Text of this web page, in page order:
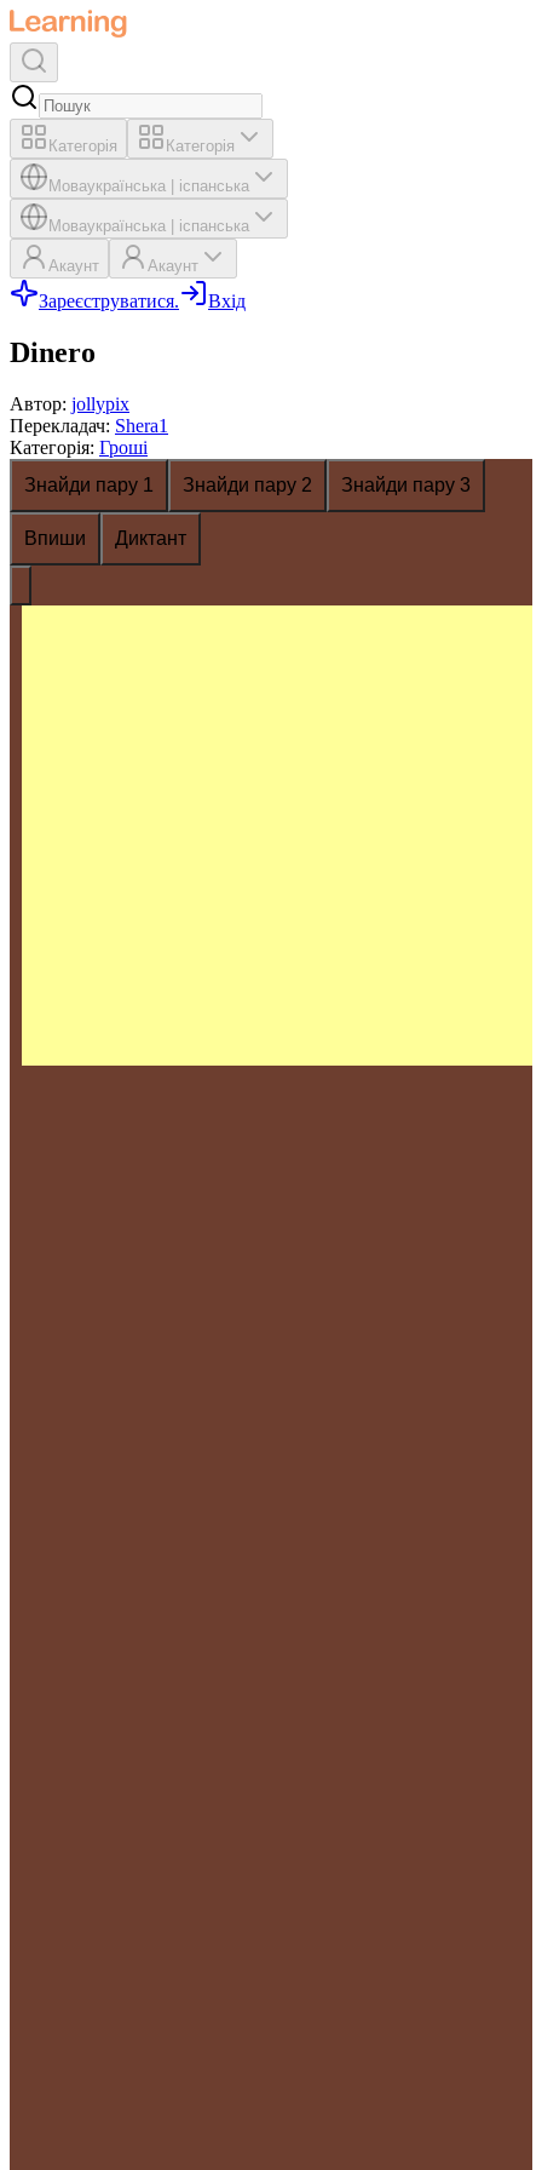
Категорія Категорія
Моваукраїнська іспанська
Моваукраїнська іспанська
Акаунт Акаунт
Зареєструватися. Вхід
Dinero
Автор: jollypix
Перекладач: Shera1
Категорія: Гроші
Знайди пару 1
Знайди пару 2 Знайди пару 3
Впиши Диктант